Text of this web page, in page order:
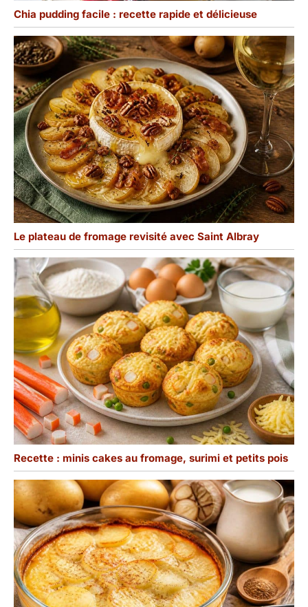
Chia pudding facile : recette rapide et délicieuse
Le plateau de fromage revisité avec Saint Albray
Recette : minis cakes au fromage, surimi et petits pois